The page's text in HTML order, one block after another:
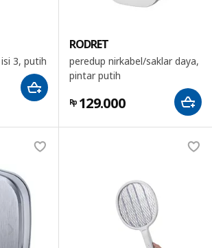
3, putih
RODRET
peredup nirkabel/saklar daya,
pintar putih
Rp 129.000